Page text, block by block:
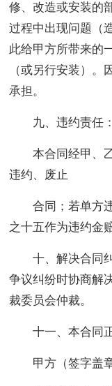
修、改造或安装的
过程中出现问题（
此给甲方所带来的
（或另行安装）
承担。
九、违约责任：
本合同经甲、乙
违约、废止
合同；若单方违
之十五作为违约金
十、解决合同纠
争议纠纷时协商解
裁委员会仲裁。
十一、本合同正
甲方（签字盖